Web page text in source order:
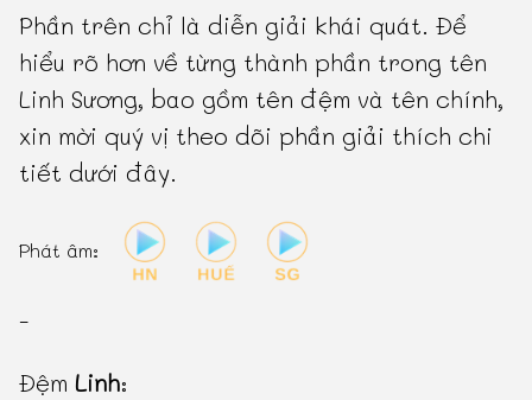
Phần trên chỉ là diễn giải khái quát. Để
hiểu rõ hơn về từng thành phần trong tên
Linh Sương, bao gồm tên đệm và tên chính,
xin mời quý vị theo dõi phần giải thích chi
tiết dưới đây.
Phát âm:
-
ĐệmLinh: